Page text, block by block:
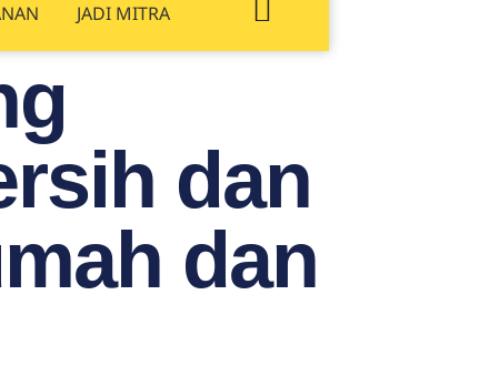
JADI MITRA
dan
dan